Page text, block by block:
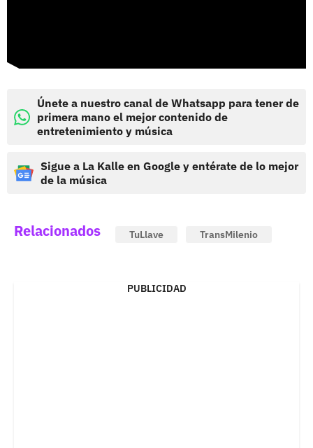
Únete a nuestro canal de Whatsapp para tener de
primera mano el mejor contenido de
entretenimiento y música
Sigue a La Kalle en Google y entérate de lo mejor
de la música
Relacionados TuLlave TransMilenio
PUBLICIDAD